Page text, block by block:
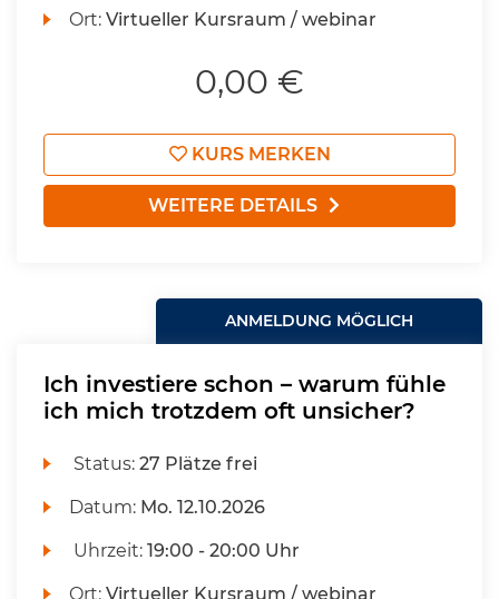
Ort:Virtueller Kursraum / webinar
0,00 €
KURS MERKEN
WEITERE DETAILS
ANMELDUNG MÖGLICH
Ich investiere schon – warum fühle
ich mich trotzdem oft unsicher?
Status:27 Plätze frei
Datum: Mo. 12.10.2026
Uhrzeit:19:00 - 20:00 Uhr
Ort:Virtueller Kursraum / webinar